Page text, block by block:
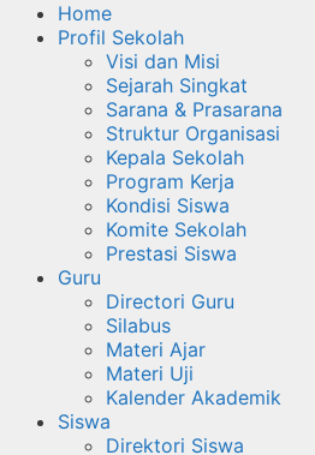
Home
Profil Sekolah
Visi dan Misi
Sejarah Singkat
Sarana & Prasarana
Struktur Organisasi
Kepala Sekolah
Program Kerja
Kondisi Siswa
Komite Sekolah
Prestasi Siswa
Guru
Directori Guru
Silabus
Materi Ajar
Materi Uji
Kalender Akademik
Siswa
Direktori Siswa